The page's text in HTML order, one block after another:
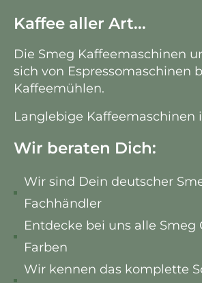
Kaffee aller Art...
Die Smeg Kaffeemaschinen
sich von Espressomaschinen
Kaffeemühlen.
Langlebige Kaffeemaschinen
Wir beraten Dich:
Wir sind Dein deutscher
Fachhändler
Entdecke bei uns alle Smeg
Farben
Wir kennen das komplette